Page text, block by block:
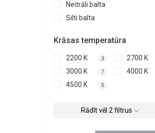
Neitrāli balta
Silti balta
Krāsas temperatūra
2200 K 3 2700 K
3000 K 7 4000 K
4500 K 5
Rādīt vēl 2 filtrus